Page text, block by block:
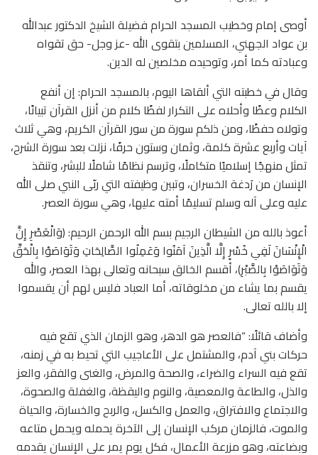
أوصى إمام وخطيب المسجد الحرام فضيلة الشيخ الدكتور عبدالله
بن عواد الجهني، المسلمين بتقوى الله -عز وجل- حق تقواه
وعبادته كما أمر، وتوحيده مخلصين له الدين.
وقال في خطبته التي ألقاها اليوم، بالمسجد الحرام: إن أنفع
الكلام وعظًا وأحلاه على التكرار لفظًا كلام من أنزل القرآن تبيانًا،
وتولاه حفظًا، ومن ذلكم سورة من سور القرآن الكريم، وهي ثلاث
آيات وأربع عشرة كلمة، وثمان وستون حرفًا، نزلت بعد سورة الشرح،
تمثل منهجًا إسلاميًا متكاملًا، وترسم نظامًا شاملًا للبشر، وتنقذ
الإنسان من رَدغة الخسران، وتبين وظيفته التي ربّى النبي صلى الله
عليه وعلى آله وسلم تسليمًا أمته عليها، وهي سورة العصر.
أعوذ بالله من الشيطان الرجيم بسم الله الرحمن الرحيم: (وَالْعَصْرِ إِنَّ
الْإِنْسَانَ لَفِي خُسْرٍ إِلَّا الَّذِينَ آمَنُوا وَعَمِلُوا الصَّالِحَاتِ وَتَوَاصَوْا بِالْحَقِّ
وَتَوَاصَوْا بِالصَّبْرِ)، أقسم الخالق سبحانه وتعالى بهذا العصر، والله
يقسم بما يشاء من مخلوقاته، أما العباد فليس لهم أن يقسموا
إلا بالله تعالى.
وأضاف قائلًا: “فالعصر هو الدهر، وهو الزمان الذي تقع فيه
حركات بني آدم، والمشتمل على الأعاجيب التي تحيط به في زمنه،
تقع فيه السراء والضراء، والصحة والمرض، والغنى والفقر، والعز
والذل، والطاعة والمعصية، والنوم واليقظة، والغفلة والصحوة،
والاجتماع والافتراق، والعمل والكسل، والربح والخسارة، والحياة
والموت، فالزمان مركب الإنسان إلى الآخرة يحمله ويحمل متاعه
وبضاعته، وهو مزرعة الأعمال، فكل يوم يمر على الإنسان يقدمه